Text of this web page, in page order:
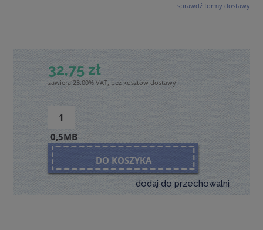
Cena nie zawiera ewentualnych kosztów płatności
sprawdź formy dostawy
32,75 zł
zawiera 23.00% VAT, bez kosztów dostawy
0,5MB
DO KOSZYKA
dodaj do przechowalni